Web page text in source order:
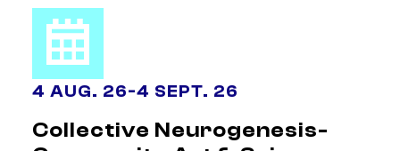
4 AUG. 26-4 SEPT. 26
Collective Neurogenesis-